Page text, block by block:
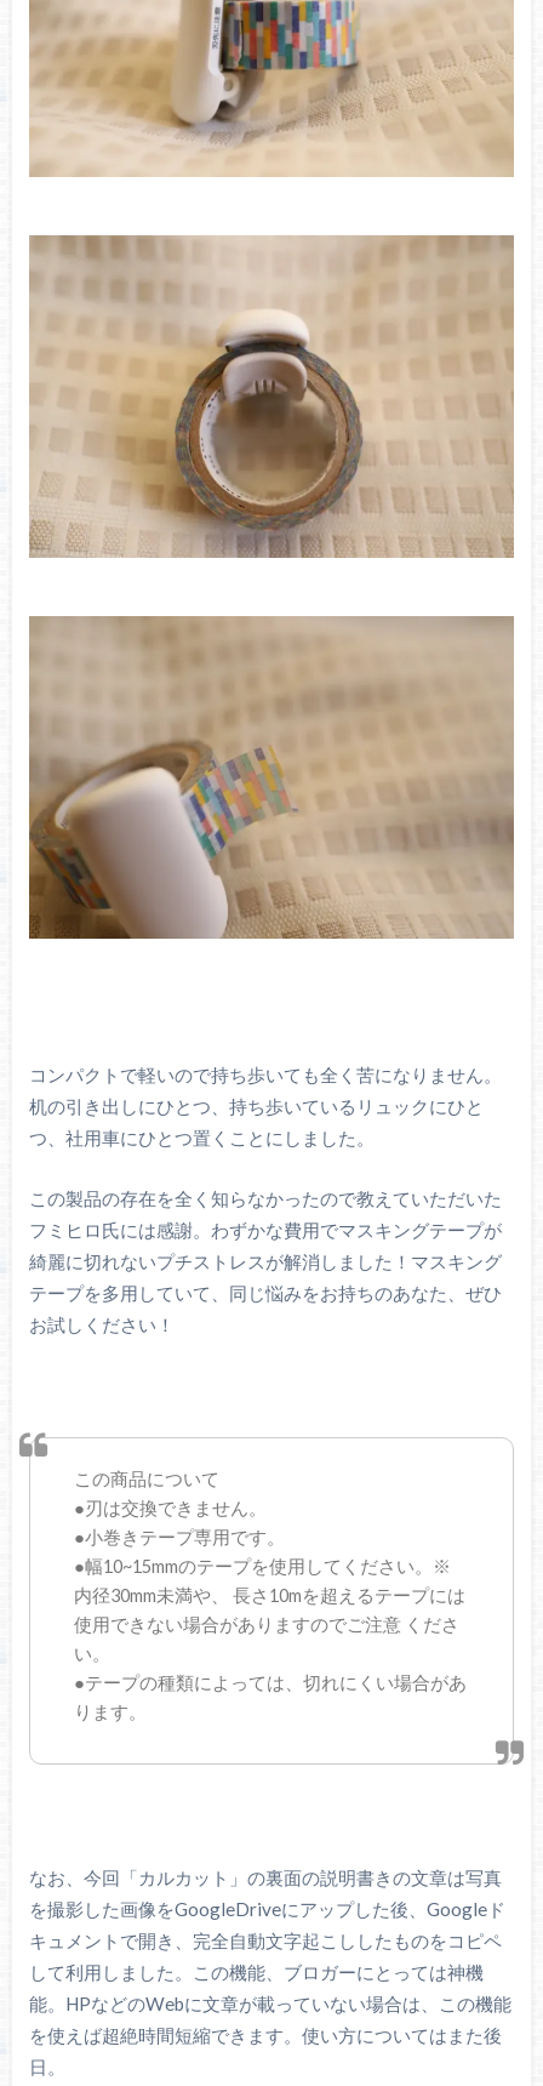
コンパクトで軽いので持ち歩いても全く苦になりません。
机の引き出しにひとつ、持ち歩いているリュックにひと
つ、社用車にひとつ置くことにしました。
この製品の存在を全く知らなかったので教えていただいた
フミヒロ氏には感謝。わずかな費用でマスキングテープが
綺麗に切れないプチストレスが解消しました！マスキング
テープを多用していて、同じ悩みをお持ちのあなた、ぜひ
お試しください！
この商品について
●刃は交換できません。
●小巻きテープ専用です。
●幅10~15mmのテープを使用してください。※
内径30mm未満や、 長さ10mを超えるテープには
使用できない場合がありますのでご注意 くださ
い。
●テープの種類によっては、切れにくい場合があ
ります。
なお、今回「カルカット」の裏面の説明書きの文章は写真
を撮影した画像をGoogleDriveにアップした後、Googleド
キュメントで開き、完全自動文字起こししたものをコピペ
して利用しました。この機能、ブロガーにとっては神機
能。HPなどのWebに文章が載っていない場合は、この機能
を使えば超絶時間短縮できます。使い方についてはまた後
日。